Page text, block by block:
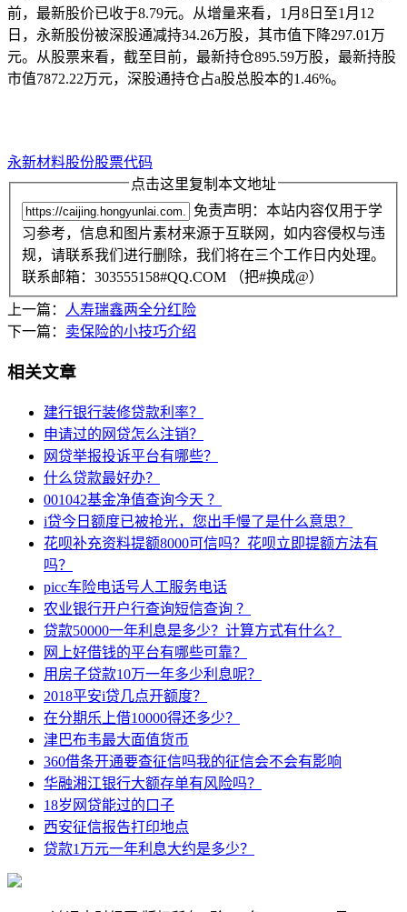
前，最新股价已收于8.79元。从增量来看，1月8日至1月12
日，永新股份被深股通减持34.26万股，其市值下降297.01万
元。从股票来看，截至目前，最新持仓895.59万股，最新持股
市值7872.22万元，深股通持仓占a股总股本的1.46%。
永新材料股份股票代码
点击这里复制本文地址
免责声明：本站内容仅用于学
习参考，信息和图片素材来源于互联网，如内容侵权与违
规，请联系我们进行删除，我们将在三个工作日内处理。
联系邮箱：303555158#QQ.COM （把#换成@）
上一篇： 人寿瑞鑫两全分红险
下一篇： 卖保险的小技巧介绍
相关文章
建行银行装修贷款利率？
申请过的网贷怎么注销？
网贷举报投诉平台有哪些？
什么贷款最好办？
001042基金净值查询今天 ？
i贷今日额度已被抢光，您出手慢了是什么意思？
花呗补充资料提额8000可信吗？花呗立即提额方法有
吗？
picc车险电话号人工服务电话
农业银行开户行查询短信查询 ？
贷款50000一年利息是多少？计算方式有什么？
网上好借钱的平台有哪些可靠？
用房子贷款10万一年多少利息呢？
2018平安i贷几点开额度？
在分期乐上借10000得还多少？
津巴布韦最大面值货币
360借条开通要查征信吗我的征信会不会有影响
华融湘江银行大额存单有风险吗？
18岁网贷能过的口子
西安征信报告打印地点
贷款1万元一年利息大约是多少？